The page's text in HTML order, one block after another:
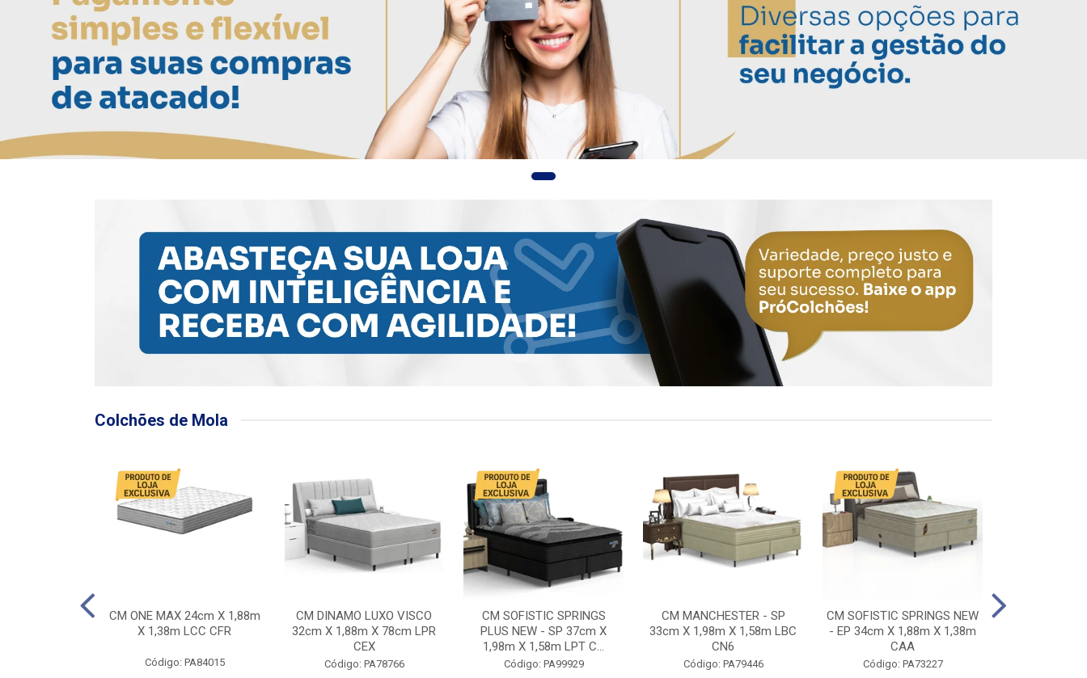
Colchões de Mola
CM ONE MAX 24cm X 1,88m
X 1,38m LCC CFR
Código: PA84015
CM DINAMO LUXO VISCO
32cm X 1,88m X 78cm LPR
CEX
Código: PA78766
CM SOFISTIC SPRINGS
PLUS NEW - SP 37cm X
1,98m X 1,58m LPT C...
Código: PA99929
CM MANCHESTER - SP
33cm X 1,98m X 1,58m LBC
CN6
Código: PA79446
CM SOFISTIC SPRINGS NEW
- EP 34cm X 1,88m X 1,38m
CAA
Código: PA73227